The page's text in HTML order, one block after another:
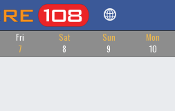
Fri
7
Sat
8
Sun
9
Mon
10